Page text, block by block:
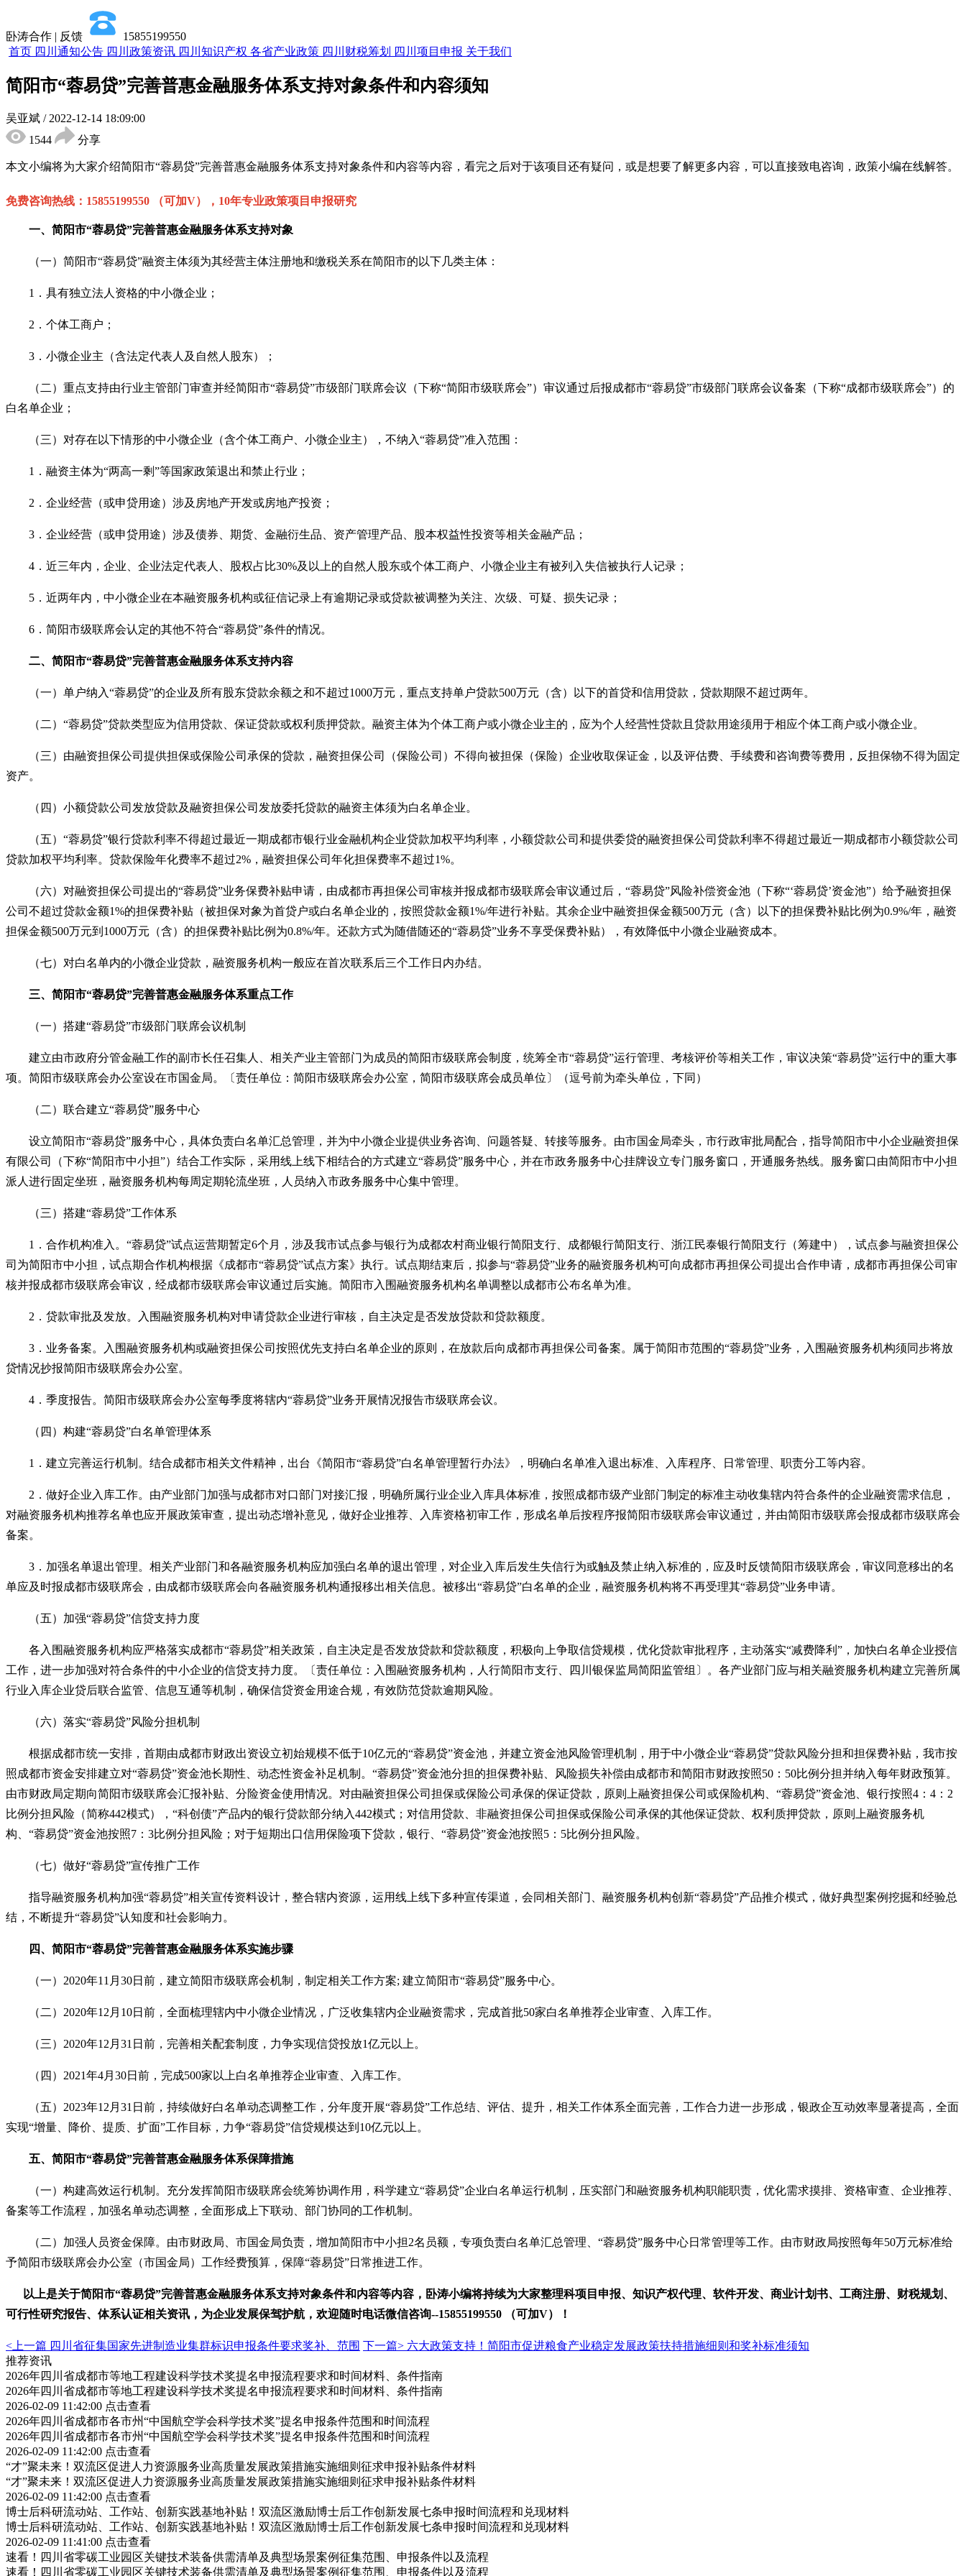
卧涛合作 | 反馈
15855199550
首页 四川通知公告 四川政策资讯 四川知识产权 各省产业政策 四川财税筹划 四川项目申报 关于我们
简阳市“蓉易贷”完善普惠金融服务体系支持对象条件和内容须知
吴亚斌 / 2022-12-14 18:09:00
1544
分享
本文小编将为大家介绍简阳市“蓉易贷”完善普惠金融服务体系支持对象条件和内容等内容， 看完之后对于该项目 还有疑问，或是想要了解更多内容，可以直接致电咨询，政策小编在线解答。
免费咨询热线： 15855199550 （可加V），10年专业政策项目申报研究
一、 简阳市“蓉易贷”完善普惠金融服务体系支持对象
（一）简阳市“蓉易贷”融资主体须为其经营主体注册地和缴税关系在简阳市的以下几类主体：
1．具有独立法人资格的中小微企业；
2．个体工商户；
3．小微企业主（含法定代表人及自然人股东）；
（二）重点支持由行业主管部门审查并经简阳市“蓉易贷”市级部门联席会议（下称“简阳市级联席会”）审议通过后报成都市“蓉易贷”市级部门联席会议备案（下称“成都市级联席会”）的
白名单企业；
（三）对存在以下情形的中小微企业（含个体工商户、小微企业主），不纳入“蓉易贷”准入范围：
1．融资主体为“两高一剩”等国家政策退出和禁止行业；
2．企业经营（或申贷用途）涉及房地产开发或房地产投资；
3．企业经营（或申贷用途）涉及债券、期货、金融衍生品、资产管理产品、股本权益性投资等相关金融产品；
4．近三年内，企业、企业法定代表人、股权占比30%及以上的自然人股东或个体工商户、小微企业主有被列入失信被执行人记录；
5．近两年内，中小微企业在本融资服务机构或征信记录上有逾期记录或贷款被调整为关注、次级、可疑、损失记录；
6．简阳市级联席会认定的其他不符合“蓉易贷”条件的情况。
二、 简阳市“蓉易贷”完善普惠金融服务体系支持内容
（一）单户纳入“蓉易贷”的企业及所有股东贷款余额之和不超过1000万元，重点支持单户贷款500万元（含）以下的首贷和信用贷款，贷款期限不超过两年。
（二） “蓉易贷”贷款类型应为信用贷款、保证贷款或权利质押贷款。融资主体为个体工商户或小微企业主的，应为个人经营性贷款且贷款用途须用于相应个体工商户或小微企业。
（三）由融资担保公司提供担保或保险公司承保的贷款，融资担保公司（保险公司）不得向被担保（保险）企业收取保证金，以及评估费、手续费和咨询费等费用，反担保物不得为固定
资产。
（四）小额贷款公司发放贷款及融资担保公司发放委托贷款的融资主体须为白名单企业。
（五） “蓉易贷”银行贷款利率不得超过最近一期成都市银行业金融机构企业贷款加权平均利率，小额贷款公司和提供委贷的融资担保公司贷款利率不得超过最近一期成都市小额贷款公司
贷款加权平均利率。贷款保险年化费率不超过2%，融资担保公司年化担保费率不超过1%。
（六）对融资担保公司提出的“蓉易贷”业务保费补贴申请，由成都市再担保公司审核并报成都市级联席会审议通过后， “蓉易贷”风险补偿资金池（下称“‘蓉易贷’资金池”）给予融资担保
公司不超过贷款金额1%的担保费补贴（被担保对象为首贷户或白名单企业的，按照贷款金额1%/年进行补贴。其余企业中融资担保金额500万元（含）以下的担保费补贴比例为0.9%/年，融资
担保金额500万元到1000万元（含）的担保费补贴比例为0.8%/年。还款方式为随借随还的“蓉易贷”业务不享受保费补贴），有效降低中小微企业融资成本。
（七）对白名单内的小微企业贷款，融资服务机构一般应在首次联系后三个工作日内办结。
三、 简阳市“蓉易贷”完善普惠金融服务体系重点工作
（一）搭建“蓉易贷”市级部门联席会议机制
建立由市政府分管金融工作的副市长任召集人、相关产业主管部门为成员的简阳市级联席会制度，统筹全市“蓉易贷”运行管理、考核评价等相关工作，审议决策“蓉易贷”运行中的重大事
项。简阳市级联席会办公室设在市国金局。〔责任单位：简阳市级联席会办公室，简阳市级联席会成员单位〕（逗号前为牵头单位，下同）
（二）联合建立“蓉易贷”服务中心
设立简阳市“蓉易贷”服务中心，具体负责白名单汇总管理，并为中小微企业提供业务咨询、问题答疑、转接等服务。由市国金局牵头，市行政审批局配合，指导简阳市中小企业融资担保
有限公司（下称“简阳市中小担”）结合工作实际，采用线上线下相结合的方式建立“蓉易贷”服务中心，并在市政务服务中心挂牌设立专门服务窗口，开通服务热线。服务窗口由简阳市中小担
派人进行固定坐班，融资服务机构每周定期轮流坐班，人员纳入市政务服务中心集中管理。
（三）搭建“蓉易贷”工作体系
1．合作机构准入。 “蓉易贷”试点运营期暂定6个月，涉及我市试点参与银行为成都农村商业银行简阳支行、成都银行简阳支行、浙江民泰银行简阳支行（筹建中），试点参与融资担保公
司为简阳市中小担，试点期合作机构根据《成都市“蓉易贷”试点方案》执行。试点期结束后，拟参与“蓉易贷”业务的融资服务机构可向成都市再担保公司提出合作申请，成都市再担保公司审
核并报成都市级联席会审议，经成都市级联席会审议通过后实施。简阳市入围融资服务机构名单调整以成都市公布名单为准。
2．贷款审批及发放。入围融资服务机构对申请贷款企业进行审核，自主决定是否发放贷款和贷款额度。
3．业务备案。入围融资服务机构或融资担保公司按照优先支持白名单企业的原则，在放款后向成都市再担保公司备案。属于简阳市范围的“蓉易贷”业务，入围融资服务机构须同步将放
贷情况抄报简阳市级联席会办公室。
4．季度报告。简阳市级联席会办公室每季度将辖内“蓉易贷”业务开展情况报告市级联席会议。
（四）构建“蓉易贷”白名单管理体系
1．建立完善运行机制。结合成都市相关文件精神，出台《简阳市“蓉易贷”白名单管理暂行办法》，明确白名单准入退出标准、入库程序、日常管理、职责分工等内容。
2．做好企业入库工作。由产业部门加强与成都市对口部门对接汇报，明确所属行业企业入库具体标准，按照成都市级产业部门制定的标准主动收集辖内符合条件的企业融资需求信息，
对融资服务机构推荐名单也应开展政策审查，提出动态增补意见，做好企业推荐、入库资格初审工作，形成名单后按程序报简阳市级联席会审议通过，并由简阳市级联席会报成都市级联席会
备案。
3．加强名单退出管理。相关产业部门和各融资服务机构应加强白名单的退出管理，对企业入库后发生失信行为或触及禁止纳入标准的，应及时反馈简阳市级联席会，审议同意移出的名
单应及时报成都市级联席会，由成都市级联席会向各融资服务机构通报移出相关信息。被移出“蓉易贷”白名单的企业，融资服务机构将不再受理其“蓉易贷”业务申请。
（五）加强“蓉易贷”信贷支持力度
各入围融资服务机构应严格落实成都市“蓉易贷”相关政策，自主决定是否发放贷款和贷款额度，积极向上争取信贷规模，优化贷款审批程序，主动落实“减费降利 ” ，加快白名单企业授信
工作，进一步加强对符合条件的中小企业的信贷支持力度。〔责任单位：入围融资服务机构，人行简阳市支行、四川银保监局简阳监管组〕。各产业部门应与相关融资服务机构建立完善所属
行业入库企业贷后联合监管、信息互通等机制，确保信贷资金用途合规，有效防范贷款逾期风险。
（六）落实“蓉易贷”风险分担机制
根据成都市统一安排，首期由成都市财政出资设立初始规模不低于10亿元的“蓉易贷”资金池，并建立资金池风险管理机制，用于中小微企业“蓉易贷”贷款风险分担和担保费补贴，我市按
照成都市资金安排建立对“蓉易贷”资金池长期性、动态性资金补足机制。 “蓉易贷”资金池分担的担保费补贴、风险损失补偿由成都市和简阳市财政按照50：50比例分担并纳入每年财政预算。
由市财政局定期向简阳市级联席会汇报补贴、分险资金使用情况。对由融资担保公司担保或保险公司承保的保证贷款，原则上融资担保公司或保险机构、 “蓉易贷”资金池、银行按照4：4：2
比例分担风险（简称442模式）， “科创债”产品内的银行贷款部分纳入442模式；对信用贷款、非融资担保公司担保或保险公司承保的其他保证贷款、权利质押贷款，原则上融资服务机
构、 “蓉易贷”资金池按照7：3比例分担风险；对于短期出口信用保险项下贷款，银行、 “蓉易贷”资金池按照5：5比例分担风险。
（七）做好“蓉易贷”宣传推广工作
指导融资服务机构加强“蓉易贷”相关宣传资料设计，整合辖内资源，运用线上线下多种宣传渠道，会同相关部门、融资服务机构创新“蓉易贷”产品推介模式，做好典型案例挖掘和经验总
结，不断提升“蓉易贷”认知度和社会影响力。
四、 简阳市“蓉易贷”完善普惠金融服务体系实施步骤
（一） 2020年11月30日前，建立简阳市级联席会机制，制定相关工作方案; 建立简阳市“蓉易贷”服务中心。
（二） 2020年12月10日前，全面梳理辖内中小微企业情况，广泛收集辖内企业融资需求，完成首批50家白名单推荐企业审查、入库工作。
（三） 2020年12月31日前，完善相关配套制度，力争实现信贷投放1亿元以上。
（四） 2021年4月30日前，完成500家以上白名单推荐企业审查、入库工作。
（五） 2023年12月31日前，持续做好白名单动态调整工作，分年度开展“蓉易贷”工作总结、评估、提升，相关工作体系全面完善，工作合力进一步形成，银政企互动效率显著提高，全面
实现“增量、降价、提质、扩面”工作目标，力争“蓉易贷”信贷规模达到 10亿元以上。
五、 简阳市“蓉易贷”完善普惠金融服务体系保障措施
（一）构建高效运行机制。充分发挥简阳市级联席会统筹协调作用，科学建立“蓉易贷”企业白名单运行机制，压实部门和融资服务机构职能职责，优化需求摸排、资格审查、企业推荐、
备案等工作流程，加强名单动态调整，全面形成上下联动、部门协同的工作机制。
（二）加强人员资金保障。由市财政局、市国金局负责，增加简阳市中小担2名员额，专项负责白名单汇总管理、 “蓉易贷”服务中心日常管理等工作。由市财政局按照每年50万元标准给
予简阳市级联席会办公室（市国金局）工作经费预算，保障“蓉易贷”日常推进工作。
以上是关于简阳市“蓉易贷”完善普惠金融服务体系支持对象条件和内容等内容 ，卧涛小编将持续为大家整理科项目申报、知识产权代理、软件开发、商业计划书、工商注册、财税规划、
可行性研究报告、体系认证相关资讯，为企业发展保驾护航， 欢迎随时电话微信咨询--15855199550 （可加V）！
<上一篇 四川省征集国家先进制造业集群标识申报条件要求奖补、范围 下一篇> 六大政策支持！简阳市促进粮食产业稳定发展政策扶持措施细则和奖补标准须知
推荐资讯
2026年四川省成都市等地工程建设科学技术奖提名申报流程要求和时间材料、条件指南
2026年四川省成都市等地工程建设科学技术奖提名申报流程要求和时间材料、条件指南
2026-02-09 11:42:00 点击查看
2026年四川省成都市各市州“中国航空学会科学技术奖”提名申报条件范围和时间流程
2026年四川省成都市各市州“中国航空学会科学技术奖”提名申报条件范围和时间流程
2026-02-09 11:42:00 点击查看
“才”聚未来！双流区促进人力资源服务业高质量发展政策措施实施细则征求申报补贴条件材料
“才”聚未来！双流区促进人力资源服务业高质量发展政策措施实施细则征求申报补贴条件材料
2026-02-09 11:42:00 点击查看
博士后科研流动站、工作站、创新实践基地补贴！双流区激励博士后工作创新发展七条申报时间流程和兑现材料
博士后科研流动站、工作站、创新实践基地补贴！双流区激励博士后工作创新发展七条申报时间流程和兑现材料
2026-02-09 11:41:00 点击查看
速看！四川省零碳工业园区关键技术装备供需清单及典型场景案例征集范围、申报条件以及流程
速看！四川省零碳工业园区关键技术装备供需清单及典型场景案例征集范围、申报条件以及流程